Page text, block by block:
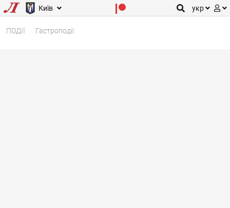
Київ укр
ПОДІЇ Гастроподії